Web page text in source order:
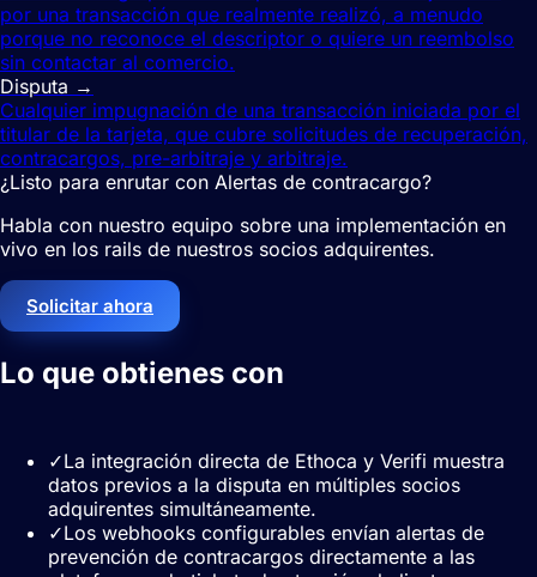
por una transacción que realmente realizó, a menudo
porque no reconoce el descriptor o quiere un reembolso
sin contactar al comercio.
Disputa →
Cualquier impugnación de una transacción iniciada por el
titular de la tarjeta, que cubre solicitudes de recuperación,
contracargos, pre-arbitraje y arbitraje.
¿Listo para enrutar con Alertas de contracargo?
Habla con nuestro equipo sobre una implementación en
vivo en los rails de nuestros socios adquirentes.
Solicitar ahora
Lo que obtienes con
✓La integración directa de Ethoca y Verifi muestra
datos previos a la disputa en múltiples socios
adquirentes simultáneamente.
✓Los webhooks configurables envían alertas de
prevención de contracargos directamente a las